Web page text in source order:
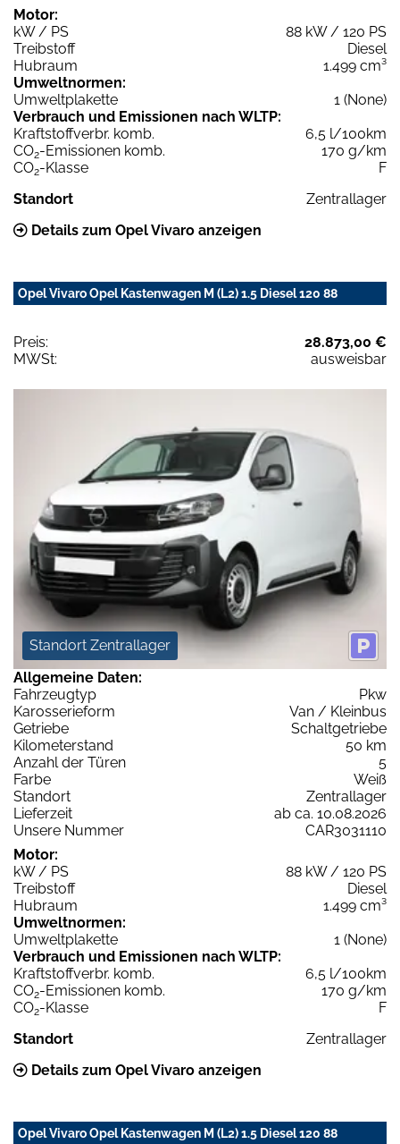
Motor:
kW / PS
88 kW / 120 PS
Treibstoff
Diesel
Hubraum
1.499 cm³
Umweltnormen:
Umweltplakette
1 (None)
Verbrauch und Emissionen nach WLTP:
Kraftstoffverbr. komb.
6,5 l/100km
CO2-Emissionen komb.
170 g/km
CO2-Klasse
F
Standort
Zentrallager
Details zum Opel Vivaro anzeigen
Opel Vivaro Opel Kastenwagen M (L2) 1.5 Diesel 120 88
Preis:
28.873,00 €
MWSt:
ausweisbar
Standort Zentrallager
Allgemeine Daten:
Fahrzeugtyp
Pkw
Karosserieform
Van / Kleinbus
Getriebe
Schaltgetriebe
Kilometerstand
50 km
Anzahl der Türen
5
Farbe
Weiß
Standort
Zentrallager
Lieferzeit
ab ca. 10.08.2026
Unsere Nummer
CAR3031110
Motor:
kW / PS
88 kW / 120 PS
Treibstoff
Diesel
Hubraum
1.499 cm³
Umweltnormen:
Umweltplakette
1 (None)
Verbrauch und Emissionen nach WLTP:
Kraftstoffverbr. komb.
6,5 l/100km
CO2-Emissionen komb.
170 g/km
CO2-Klasse
F
Standort
Zentrallager
Details zum Opel Vivaro anzeigen
Opel Vivaro Opel Kastenwagen M (L2) 1.5 Diesel 120 88